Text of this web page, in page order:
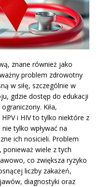
znane również jako
problem zdrowotny
w siłę, szczególnie w
gdzie dostęp do edukacji
Kiła,
i HIV to tylko niektóre z
tylko wpływać na
ich nosicieli. Problem
ponieważ wiele z tych
co zwiększa ryzyko
liczby zakażeń,
diagnostyki oraz